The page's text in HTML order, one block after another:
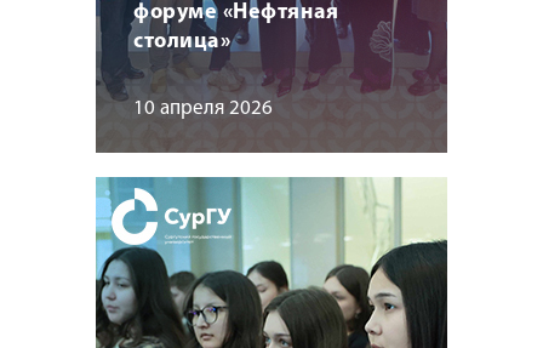
форуме «Нефтяная
столица»
10 апреля 2026